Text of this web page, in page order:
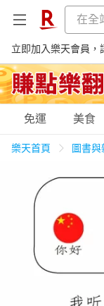
立即加入樂天會員，
購物網分類
天天免運
居家生活
免運 美食
樂天首頁 圖書與